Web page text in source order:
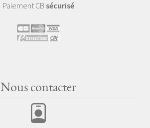
Paiement CB sécurisé
Nous contacter